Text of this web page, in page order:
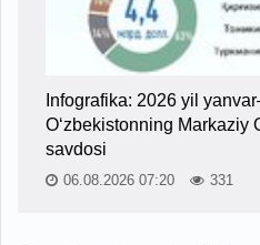
Infografika: 2026 yil
O‘zbekistonning Markaziy
savdosi
06.08.2026 07:20 331